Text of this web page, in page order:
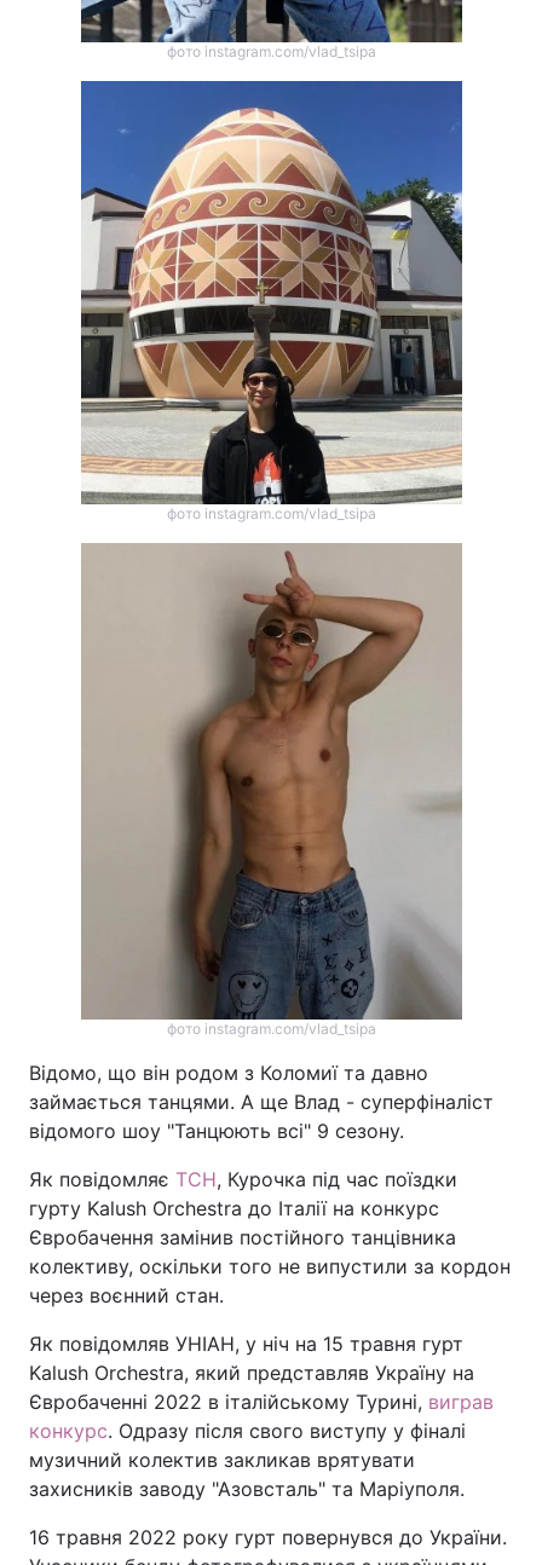
фото instagram.com/vlad_tsipa
фото instagram.com/vlad_tsipa
фото instagram.com/vlad_tsipa
Відомо, що він родом з Коломиї та давно
займається танцями. А ще Влад - суперфіналіст
відомого шоу "Танцюють всі" 9 сезону.
Як повідомляє ТСН, Курочка під час поїздки
гурту Kalush Orchestra до Італії на конкурс
Євробачення замінив постійного танцівника
колективу, оскільки того не випустили за кордон
через воєнний стан.
Як повідомляв УНІАН, у ніч на 15 травня гурт
Kalush Orchestra, який представляв Україну на
Євробаченні 2022 в італійському Турині, виграв
конкурс. Одразу після свого виступу у фіналі
музичний колектив закликав врятувати
захисників заводу "Азовсталь" та Маріуполя.
16 травня 2022 року гурт повернувся до України.